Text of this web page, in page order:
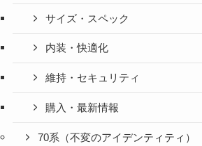
サイズ・スペック
内装・快適化
維持・セキュリティ
購入・最新情報
70系（不変のアイデンティティ）